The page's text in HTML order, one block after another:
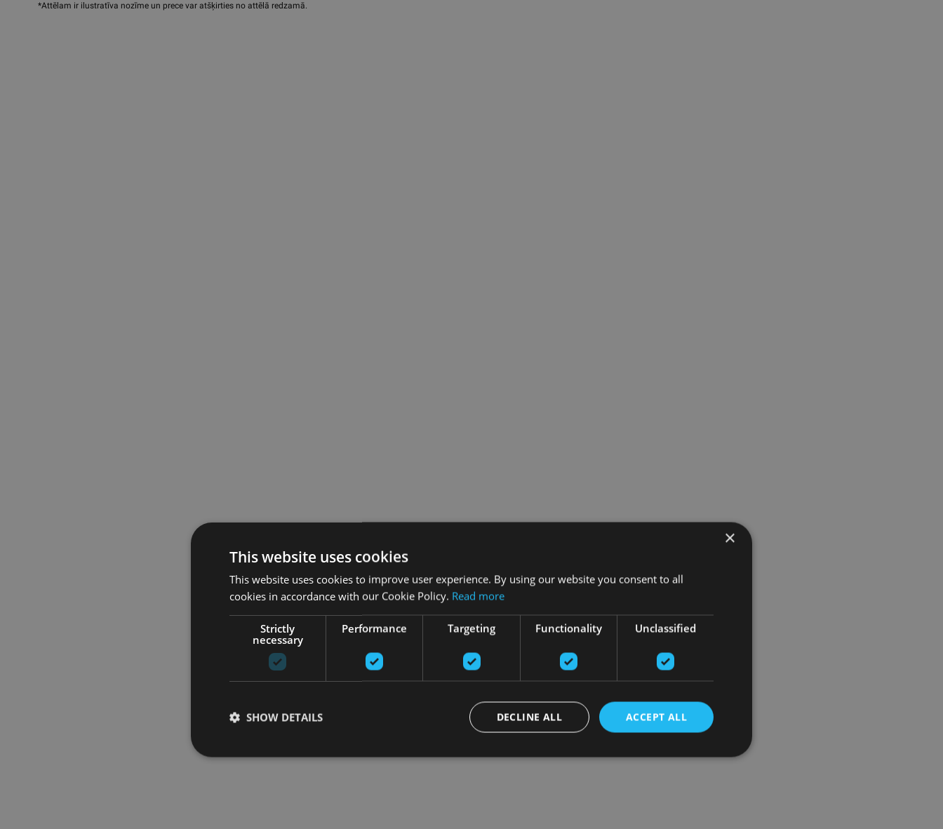
*Attēlam ir ilustratīva nozīme un prece var atšķirties no attēlā redzamā.
×
This website uses cookies
This website uses cookies to improve user experience. By using our website you consent to all
cookies in accordance with our Cookie Policy. Read more
Strictly
necessary
Performance Targeting Functionality Unclassified
ACCEPT ALL
DECLINE ALL
SHOW DETAILS